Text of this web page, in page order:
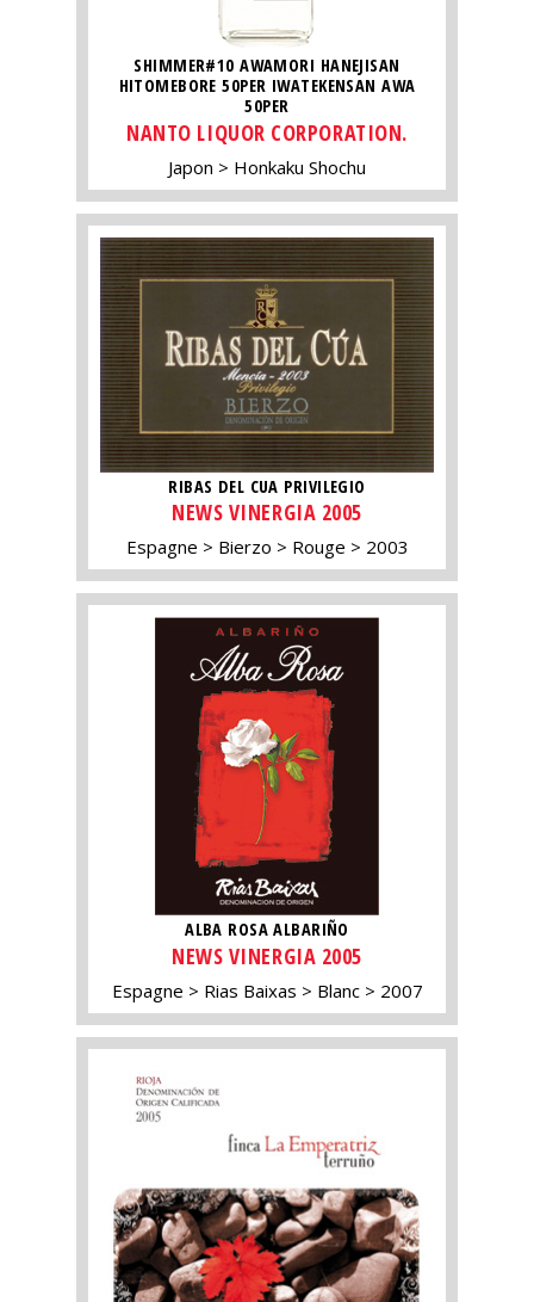
SHIMMER#10 AWAMORI HANEJISAN
HITOMEBORE 50PER IWATEKENSAN AWA
50PER
NANTO LIQUOR CORPORATION.
Japon Honkaku Shochu
RIBAS DEL CUA PRIVILEGIO
NEWS VINERGIA 2005
Espagne Bierzo Rouge 2003
ALBA ROSA ALBARIÑO
NEWS VINERGIA 2005
Espagne Rias Baixas Blanc 2007